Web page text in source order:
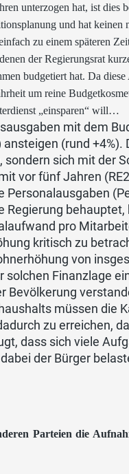
unterzogen hat, ist dies
und hat
zu einem späteren
der Regierungsrat
budgetiert hat. Da
um reine
„einsparen“ will…
mit dem
(rund
sich mit der
vor fünf Jahren
Personalausgaben
pro
kritisch zu
von
solchen Finanzlage
Bevölkerung
müssen die
zu erreichen,
dass sich viele
der Bürger
Parteien die